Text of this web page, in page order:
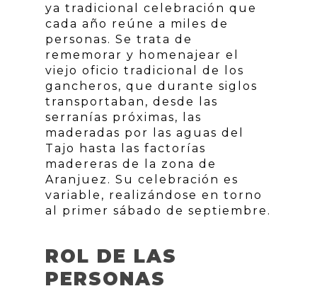
ya tradicional celebración que
cada año reúne a miles de
personas. Se trata de
rememorar y homenajear el
viejo oficio tradicional de los
gancheros, que durante siglos
transportaban, desde las
serranías próximas, las
maderadas por las aguas del
Tajo hasta las factorías
madereras de la zona de
Aranjuez. Su celebración es
variable, realizándose en torno
al primer sábado de septiembre.
ROL DE LAS
PERSONAS